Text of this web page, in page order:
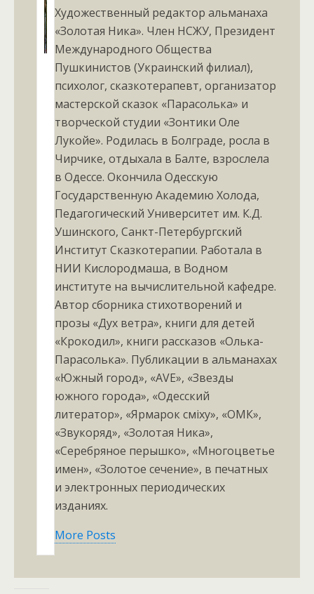
Художественный редактор альманаха
«Золотая Ника». Член НСЖУ, Президент
Международного Общества
Пушкинистов (Украинский филиал),
психолог, сказкотерапевт, организатор
мастерской сказок «Парасолька» и
творческой студии «Зонтики Оле
Лукойе». Родилась в Болграде, росла в
Чирчике, отдыхала в Балте, взрослела
в Одессе. Окончила Одесскую
Государственную Академию Холода,
Педагогический Университет им. К.Д.
Ушинского, Санкт-Петербургский
Институт Сказкотерапии. Работала в
НИИ Кислородмаша, в Водном
институте на вычислительной кафедре.
Автор сборника стихотворений и
прозы «Дух ветра», книги для детей
«Крокодил», книги рассказов «Олька-
Парасолька». Публикации в альманахах
«Южный город», «АVЕ», «Звезды
южного города», «Одесский
литератор», «Ярмарок сміху», «ОМК»,
«Звукоряд», «Золотая Ника»,
«Серебряное перышко», «Многоцветье
имен», «Золотое сечение», в печатных
и электронных периодических
изданиях.
More Posts